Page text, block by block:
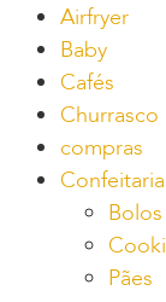
Airfryer
Baby
Cafés
Churrasco
compras
Bolos
Pães